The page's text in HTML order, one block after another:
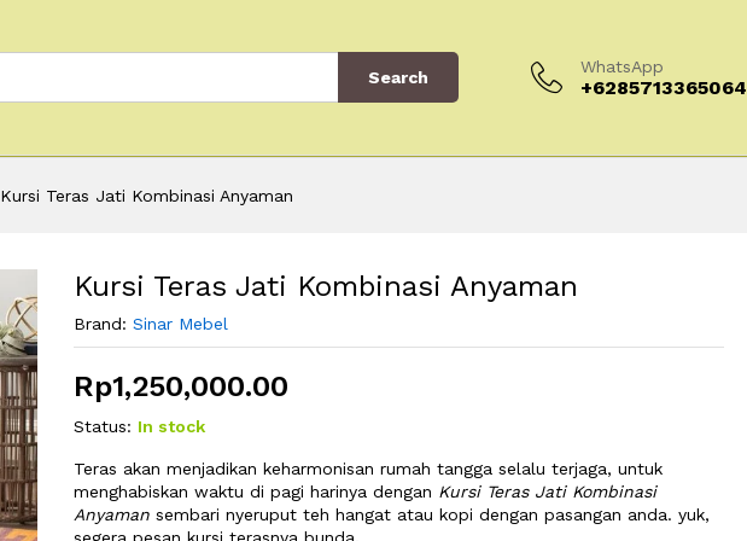
Search
WhatsApp
+6285713365064
Kursi Teras Jati Kombinasi Anyaman
Kursi Teras Jati Kombinasi Anyaman
Brand: Sinar Mebel
Rp1,250,000.00
Status: In stock
Teras akan menjadikan keharmonisan rumah tangga selalu terjaga, untuk
menghabiskan waktu di pagi harinya dengan Kursi Teras Jati Kombinasi
Anyaman sembari nyeruput teh hangat atau kopi dengan pasangan anda. yuk,